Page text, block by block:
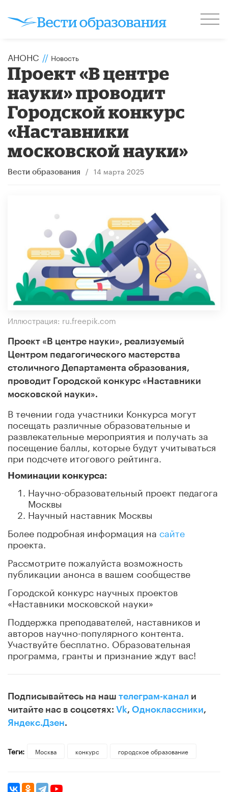
АНОНС // Новость
Проект «В центре
науки» проводит
Городской конкурс
«Наставники
московской науки»
Вести образования / 14 марта 2025
Иллюстрация: ru.freepik.com
Проект «В центре науки», реализуемый
Центром педагогического мастерства
столичного Департамента образования,
проводит Городской конкурс «Наставники
московской науки».
В течении года участники Конкурса могут
посещать различные образовательные и
развлекательные мероприятия и получать за
посещение баллы, которые будут учитываться
при подсчете итогового рейтинга.
Номинации конкурса:
Научно-образовательный проект педагога
Москвы
Научный наставник Москвы
Более подробная информация на сайте
проекта.
Рассмотрите пожалуйста возможность
публикации анонса в вашем сообществе
Городской конкурс научных проектов
«Наставники московской науки»
Поддержка преподавателей, наставников и
авторов научно-популярного контента.
Участвуйте бесплатно. Образовательная
программа, гранты и признание ждут вас!
Подписывайтесь на наш телеграм-канал и
читайте нас в соцсетях: Vk, Одноклассники,
Яндекс.Дзен.
Теги: Москва конкурс городское образование